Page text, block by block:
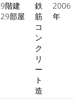
9階建
29部屋
鉄
筋
コ
ン
ク
リ
ー
ト
造
2006
年